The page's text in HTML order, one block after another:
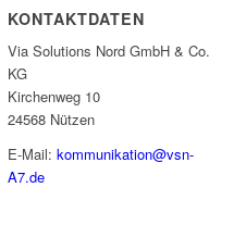
KONTAKTDATEN
Via Solutions Nord GmbH & Co.
KG
Kirchenweg 10
24568 Nützen
E-Mail:kommunikation@vsn-
A7.de